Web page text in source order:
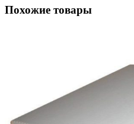
Похожие товары